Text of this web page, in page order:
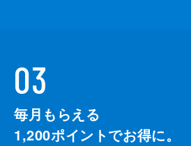
03
毎月もらえる
1,200ポイントでお得に。